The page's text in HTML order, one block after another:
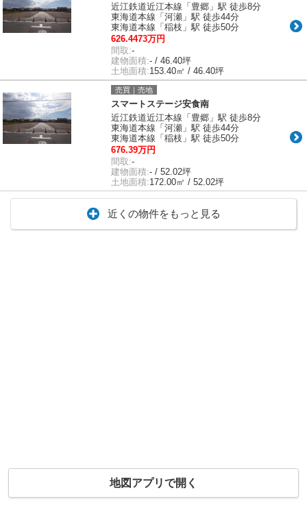
近江鉄道近江本線「豊郷」駅 徒歩8分
東海道本線「河瀬」駅 徒歩44分
東海道本線「稲枝」駅 徒歩50分
626.4473万円
間取:-
建物面積:- / 46.40坪
土地面積:153.40㎡ / 46.40坪
売買｜売地
スマートステージ安食南
近江鉄道近江本線「豊郷」駅 徒歩8分
東海道本線「河瀬」駅 徒歩44分
東海道本線「稲枝」駅 徒歩50分
676.39万円
間取:-
建物面積:- / 52.02坪
土地面積:172.00㎡ / 52.02坪
近くの物件をもっと見る
地図アプリで開く